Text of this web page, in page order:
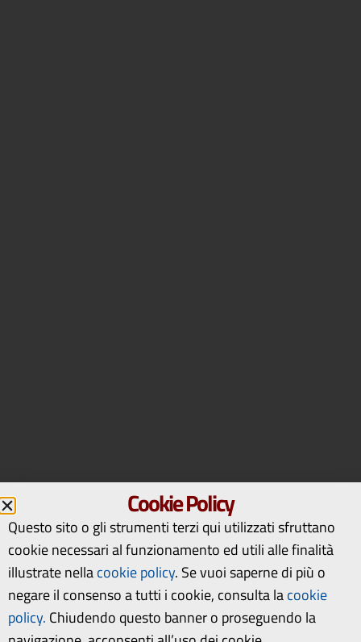
Cookie Policy
Questo sito o gli strumenti terzi qui utilizzati sfruttano
cookie necessari al funzionamento ed utili alle finalità
illustrate nellacookie policy. Se vuoi saperne di più o
negare il consenso a tutti i cookie, consulta lacookie
policy. Chiudendo questo banner o proseguendo la